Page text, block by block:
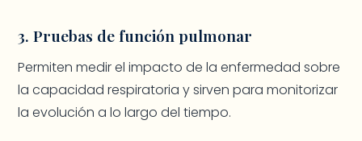
3. Pruebas de función pulmonar
Permiten medir el impacto de la enfermedad sobre
la capacidad respiratoria y sirven para monitorizar
la evolución a lo largo del tiempo.